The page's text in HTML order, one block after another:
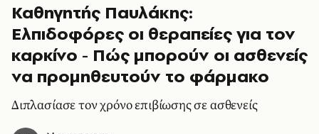
Καθηγητής Παυλάκης:
Ελπιδοφόρες οι θεραπείες για τον
καρκίνο - Πώς μπορούν οι ασθενείς
να προμηθευτούν το φάρμακο
Διπλασίασε τον χρόνο επιβίωσης σε ασθενείς